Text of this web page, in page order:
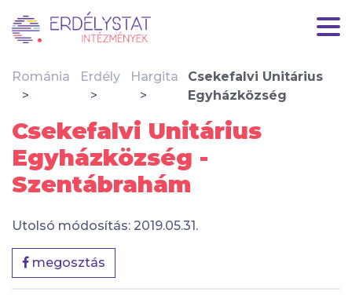
Románia Erdély Hargita
Csekefalvi Unitárius
Egyházközség
Csekefalvi Unitárius
Egyházközség -
Szentábrahám
Utolsó módosítás: 2019.05.31.
megosztás